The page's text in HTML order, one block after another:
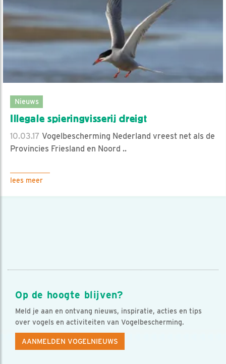
Nieuws
Illegale spieringvisserij dreigt
10.03.17 Vogelbescherming Nederland vreest net als de
Provincies Friesland en Noord ..
lees meer
Op de hoogte blijven?
Meld je aan en ontvang nieuws, inspiratie, acties en tips
over vogels en activiteiten van Vogelbescherming.
AANMELDEN VOGELNIEUWS